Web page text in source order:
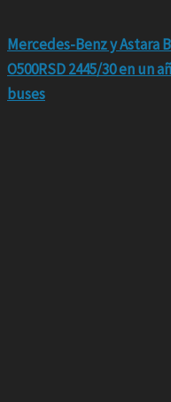
Mercedes-Benz y Astara
O500RSD 2445/30 en un
buses